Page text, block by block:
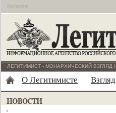
Бесплатно
ЛЕГИТИМИСТ - МОНАРХИЧЕСКИЙ
О Легитимисте